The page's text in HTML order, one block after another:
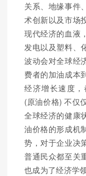
关系、地缘事件
术创新以及市场
现代经济的血液
发电以及塑料、
波动会对全球经
费者的加油成本
经济增长速度
(原油价格) 不仅
全球经济的健康
油价格的形成机
势，对于企业决
普通民众都至关
也成为了经济学